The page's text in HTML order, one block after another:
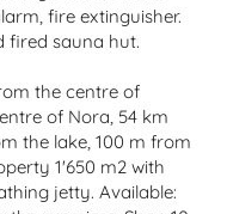
fire extinguisher.
fired sauna hut.
the centre of
of Nora, 54 km
the lake, 100 m from
1'650 m2 with
jetty. Available: